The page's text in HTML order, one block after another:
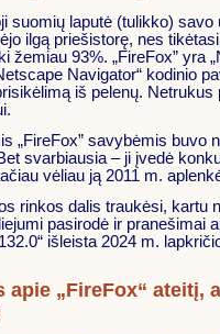
suomių laputė (tulikko)
ilgą priešistorę, nes
žemiau 93%. „FireFox” yra
Navigator“ kodinio
iš pelenų. Netrukus
„FireFox” savybėmis
svarbiausia – ji įvedė
vėliau ją 2011 m.
rinkos dalis traukėsi, kartu
pasirodė ir pranešimai
išleista 2024 m.
apie „FireFox“ ateitį,